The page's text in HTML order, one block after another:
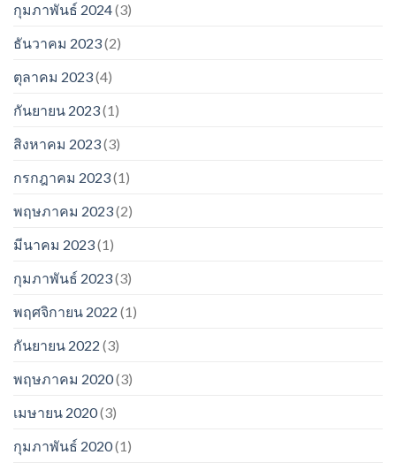
กุมภาพันธ์ 2024(3)
ธันวาคม 2023(2)
ตุลาคม 2023(4)
กันยายน 2023(1)
สิงหาคม 2023(3)
กรกฎาคม 2023(1)
พฤษภาคม 2023(2)
มีนาคม 2023(1)
กุมภาพันธ์ 2023(3)
พฤศจิกายน 2022 (1)
กันยายน 2022 (3)
พฤษภาคม 2020(3)
เมษายน 2020(3)
กุมภาพันธ์ 2020(1)